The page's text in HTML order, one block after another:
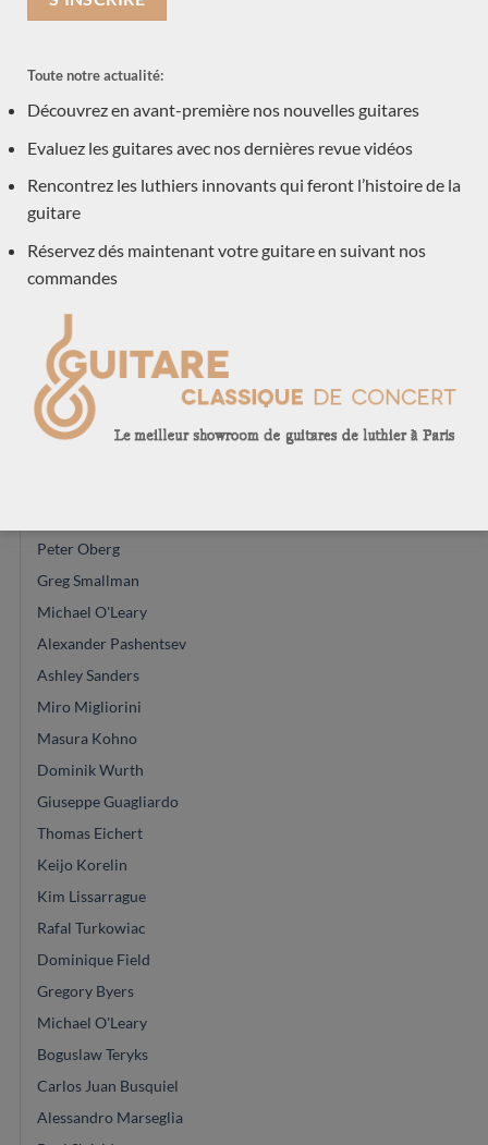
Hideo Sato
Kevin Muiderman
Valentim Carlos Gomes
Vasilis Vasileiadis
Johannes Kitselis
Achim-Peter Gropius
Peter Oberg
Greg Smallman
Michael O'Leary
Alexander Pashentsev
Ashley Sanders
Miro Migliorini
Masura Kohno
Dominik Wurth
Giuseppe Guagliardo
Thomas Eichert
Keijo Korelin
Kim Lissarrague
Rafal Turkowiac
Dominique Field
Gregory Byers
Michael O'Leary
Boguslaw Teryks
Carlos Juan Busquiel
Alessandro Marseglia
Toute notre actualité:
Découvrez en avant-première nos nouvelles guitares
Evaluez les guitares avec nos dernières revue vidéos
Rencontrez les luthiers innovants qui feront l’histoire de la
guitare
Réservez dés maintenant votre guitare en suivant nos
commandes